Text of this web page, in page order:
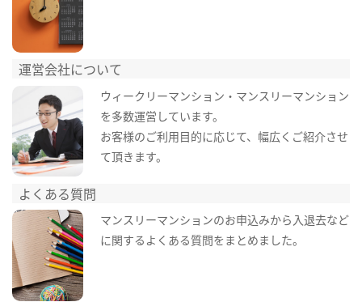
運営会社について
ウィークリーマンション・マンスリーマンション
を多数運営しています。
お客様のご利用目的に応じて、幅広くご紹介させ
て頂きます。
よくある質問
マンスリーマンションのお申込みから入退去など
に関するよくある質問をまとめました。